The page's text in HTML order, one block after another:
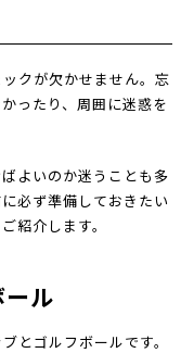
クが欠かせません。忘
ったり、周囲に迷惑を
よいのか迷うことも多
必ず準備しておきたい
紹介します。
ル
とゴルフボールです。